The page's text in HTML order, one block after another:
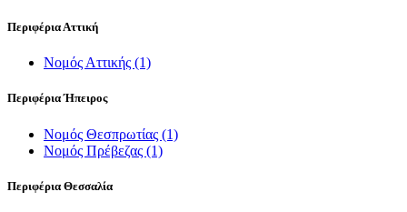
Περιφέρια Αττική
Νομός Αττικής (1)
Περιφέρια Ήπειρος
Νομός Θεσπρωτίας (1)
Νομός Πρέβεζας (1)
Περιφέρια Θεσσαλία